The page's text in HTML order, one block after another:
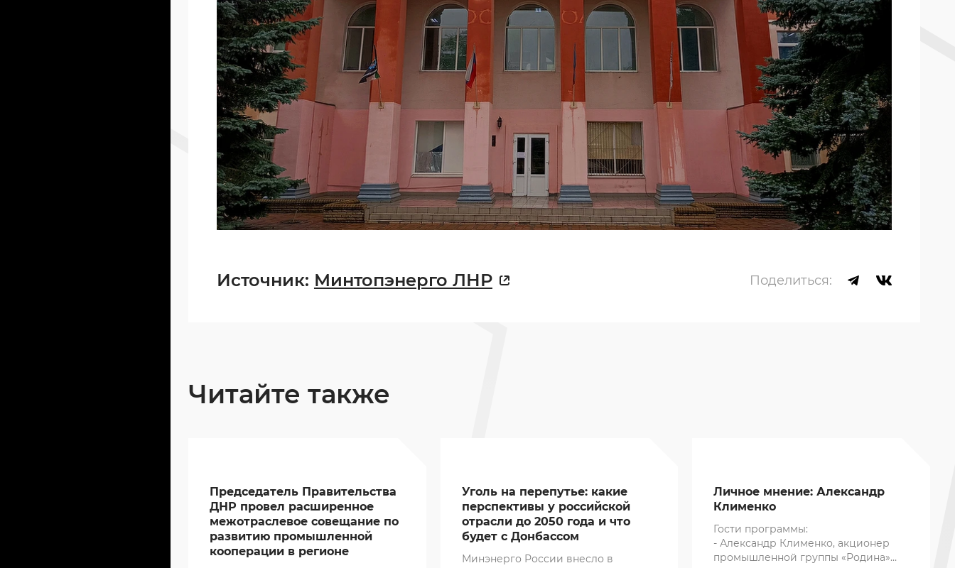
Источник: Минтопэнерго ЛНР Поделиться:
Читайте также
Председатель Правительства
ДНР провел расширенное
межотраслевое совещание по
развитию промышленной
кооперации в регионе
Уголь на перепутье: какие
перспективы у российской
отрасли до 2050 года и что
будет с Донбассом
Минэнерго России внесло в
Личное мнение: Александр
Клименко
Гости программы:
- Александр Клименко, акционер
промышленной группы «Родина»